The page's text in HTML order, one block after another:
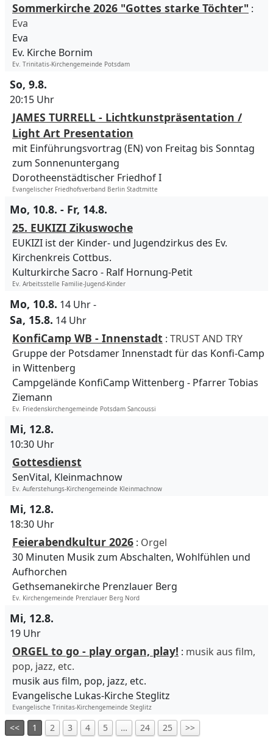
Sommerkirche 2026 "Gottes starke Töchter" :
Eva
Eva
Ev. Kirche Bornim
Ev. Trinitatis-Kirchengemeinde Potsdam
So, 9.8.
20:15 Uhr
JAMES TURRELL - Lichtkunstpräsentation /
Light Art Presentation
mit Einführungsvortrag (EN) von Freitag bis Sonntag
zum Sonnenuntergang
Dorotheenstädtischer Friedhof I
Evangelischer Friedhofsverband Berlin Stadtmitte
Mo, 10.8. - Fr, 14.8.
25. EUKIZI Zikuswoche
EUKIZI ist der Kinder- und Jugendzirkus des Ev.
Kirchenkreis Cottbus.
Kulturkirche Sacro
Ralf Hornung-Petit
Ev. Arbeitsstelle Familie-Jugend-Kinder
Mo, 10.8. 14 Uhr-
Sa, 15.8. 14 Uhr
KonfiCamp WB - Innenstadt : TRUST AND TRY
Gruppe der Potsdamer Innenstadt für das Konfi-Camp
in Wittenberg
Campgelände KonfiCamp Wittenberg
Pfarrer Tobias
Ziemann
Ev. Friedenskirchengemeinde Potsdam Sancoussi
Mi, 12.8.
10:30 Uhr
Gottesdienst
SenVital, Kleinmachnow
Ev. Auferstehungs-Kirchengemeinde Kleinmachnow
Mi, 12.8.
18:30 Uhr
Feierabendkultur 2026 : Orgel
30 Minuten Musik zum Abschalten, Wohlfühlen und
Aufhorchen
Gethsemanekirche Prenzlauer Berg
Ev. Kirchengemeinde Prenzlauer Berg Nord
Mi, 12.8.
19 Uhr
ORGEL to go - play organ, play! : musik aus film,
pop, jazz, etc.
musik aus film, pop, jazz, etc.
Evangelische Lukas-Kirche Steglitz
Evangelische Trinitas-Kirchengemeinde Steglitz
<< 1 2 3 4 5 … 24 25 >>